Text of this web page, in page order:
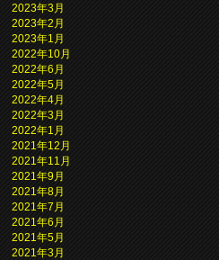
2023年3月
2023年2月
2023年1月
2022年10月
2022年6月
2022年5月
2022年4月
2022年3月
2022年1月
2021年12月
2021年11月
2021年9月
2021年8月
2021年7月
2021年6月
2021年5月
2021年3月